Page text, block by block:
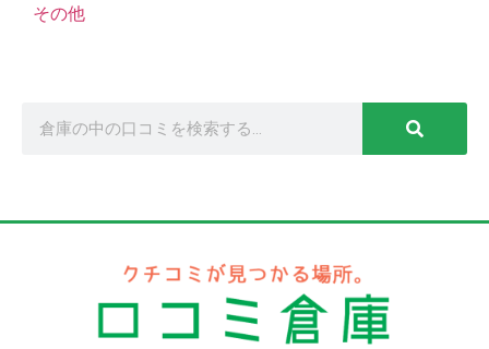
その他